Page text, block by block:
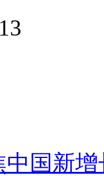
中国新增